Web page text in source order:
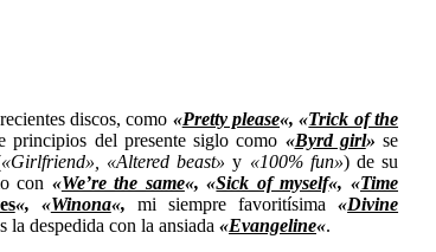
discos, como «Pretty please«, «Trick of the
principios del presente siglo como «Byrd girl» se
«Girlfriend», «Altered beast»y «100% fun») de su
con «We’re the same«, «Sick of myself«, «Time
«, «Winona«, mi siempre favoritísima«Divine
la despedida con la ansiada «Evangeline«.